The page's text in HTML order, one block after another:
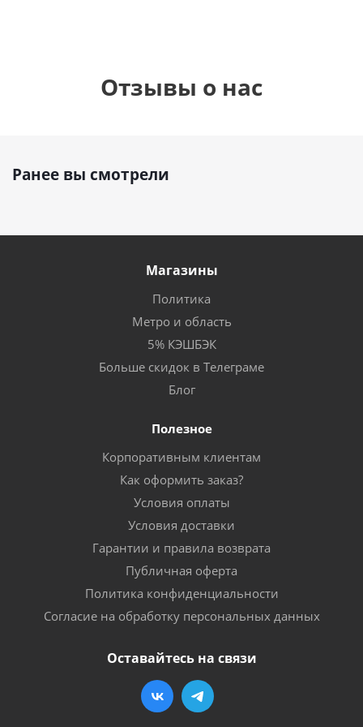
Отзывы о нас
Ранее вы смотрели
Магазины
Политика
Метро и область
5% КЭШБЭК
Больше скидок в Телеграме
Блог
Полезное
Корпоративным клиентам
Как оформить заказ?
Условия оплаты
Условия доставки
Гарантии и правила возврата
Публичная оферта
Политика конфиденциальности
Согласие на обработку персональных данных
Оставайтесь на связи